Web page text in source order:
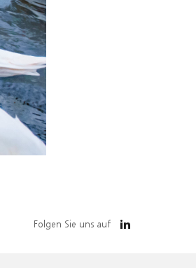
Folgen Sie uns auf